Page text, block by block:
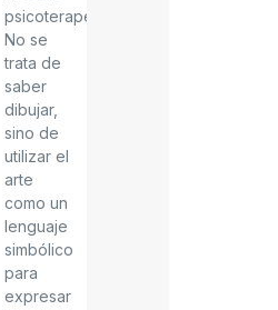
psicoterapéutico.
No se
trata de
saber
dibujar,
sino de
utilizar el
arte
como un
lenguaje
simbólico
para
expresar